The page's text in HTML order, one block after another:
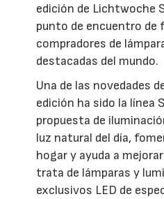
edición de Lichtwoche
punto de encuentro de
compradores de
destacadas del mundo.
Una de las novedades
edición ha sido la línea
propuesta de
luz natural del día,
hogar y ayuda a
trata de lámparas y
exclusivos LED de